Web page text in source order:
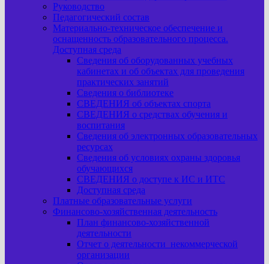
Руководство
Педагогический состав
Материально-техническое обеспечение и
оснащенность образовательного процесса.
Доступная среда
Сведения об оборудованных учебных
кабинетах и об объектах для проведения
практических занятий
Сведения о библиотеке
СВЕДЕНИЯ об объектах спорта
СВЕДЕНИЯ о средствах обучения и
воспитания
Сведения об электронных образовательных
ресурсах
Сведения об условиях охраны здоровья
обучающихся
СВЕДЕНИЯ о доступе к ИС и ИТС
Доступная среда
Платные образовательные услуги
Финансово-хозяйственная деятельность
План финансово-хозяйственной
деятельности
Отчет о деятельности некоммерческой
организации